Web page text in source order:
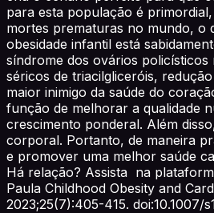
para esta população é
mortes prematuras no mundo, o
obesidade infantil está
síndrome dos ovários policísticos
séricos de triacilgliceróis,
maior inimigo da saúde do
função de melhorar a qualidade
crescimento ponderal. Além
corporal. Portanto, de maneira
e promover uma melhor saúde
Há relação? Assista na
Paula Childhood Obesity and
2023;25(7):405-415. doi:10.1007/